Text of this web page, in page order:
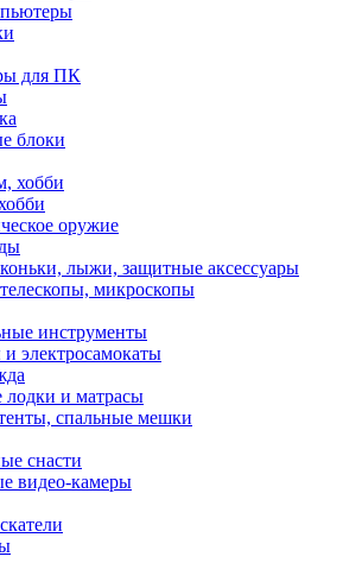
для ПК
блоки
оружие
лыжи, защитные аксессуары
микроскопы
инструменты
электросамокаты
и матрасы
спальные мешки
снасти
видео-камеры